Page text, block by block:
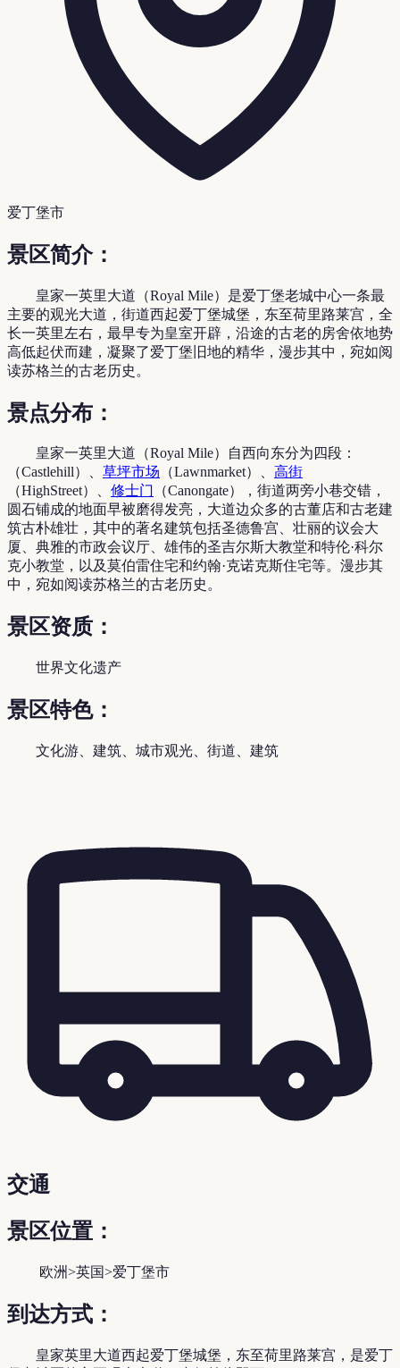
爱丁堡市
景区简介：
皇家一英里大道（Royal Mile）是爱丁堡老城中心一条最
主要的观光大道，街道西起爱丁堡城堡，东至荷里路莱宫，全
长一英里左右，最早专为皇室开辟，沿途的古老的房舍依地势
高低起伏而建，凝聚了爱丁堡旧地的精华，漫步其中，宛如阅
读苏格兰的古老历史。
景点分布：
皇家一英里大道（Royal Mile）自西向东分为四段：
（Castlehill）、 草坪市场 （Lawnmarket）、 高街
（HighStreet）、 修士门
（Canongate），街道两旁小巷交错，
圆石铺成的地面早被磨得发亮，大道边众多的古董店和古老建
筑古朴雄壮，其中的著名建筑包括圣德鲁宫、壮丽的议会大
厦、典雅的市政会议厅、雄伟的圣吉尔斯大教堂和特伦·科尔
克小教堂，以及莫伯雷住宅和约翰·克诺克斯住宅等。漫步其
中，宛如阅读苏格兰的古老历史。
景区资质：
世界文化遗产
景区特色：
文化游、建筑、城市观光、街道、建筑
交通
景区位置：
欧洲>英国>爱丁堡市
到达方式：
皇家英里大道西起爱丁堡城堡，东至荷里路莱宫，是爱丁